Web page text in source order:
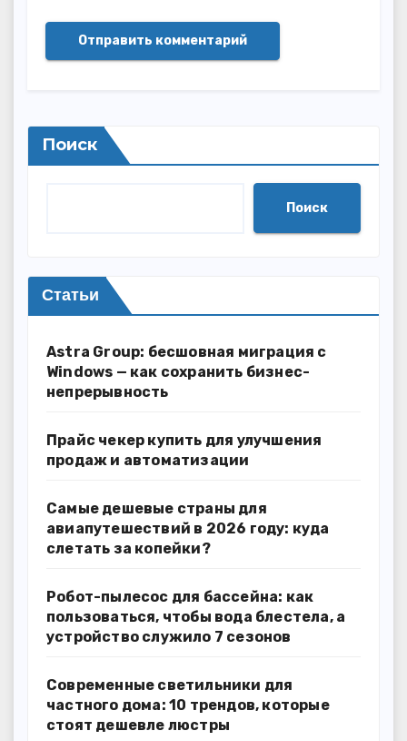
Поиск
Поиск
Статьи
Astra Group: бесшовная миграция с
Windows — как сохранить бизнес-
непрерывность
Прайс чекер купить для улучшения
продаж и автоматизации
Самые дешевые страны для
авиапутешествий в 2026 году: куда
слетать за копейки?
Робот-пылесос для бассейна: как
пользоваться, чтобы вода блестела, а
устройство служило 7 сезонов
Современные светильники для
частного дома: 10 трендов, которые
стоят дешевле люстры